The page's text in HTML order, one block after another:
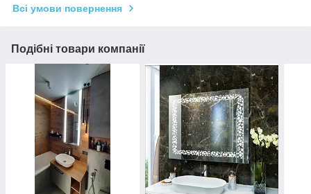
Всі умови повернення
Подібні товари компанії